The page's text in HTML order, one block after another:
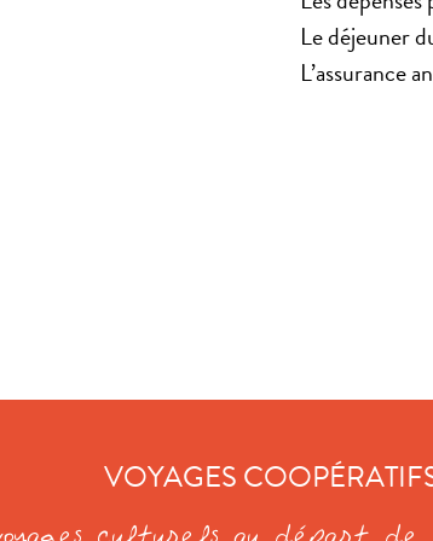
Le déjeuner
L’assurance
VOYAGES